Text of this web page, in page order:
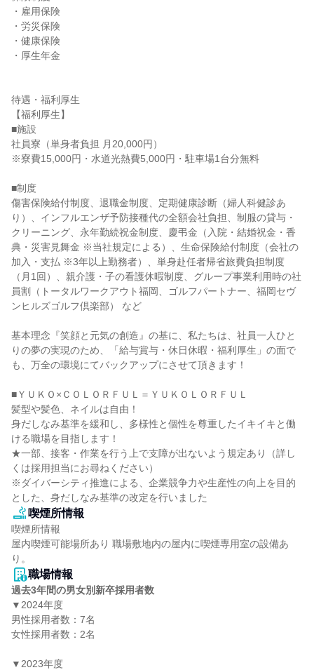
・雇用保険
・労災保険
・健康保険
・厚生年金
待遇・福利厚生
【福利厚生】
■施設
社員寮（単身者負担 月20,000円）
※寮費15,000円・水道光熱費5,000円・駐車場1台分無料
■制度
傷害保険給付制度、退職金制度、定期健康診断（婦人科健診あ
り）、インフルエンザ予防接種代の全額会社負担、制服の貸与・
クリーニング、永年勤続祝金制度、慶弔金（入院・結婚祝金・香
典・災害見舞金 ※当社規定による）、生命保険給付制度（会社の
加入・支払 ※3年以上勤務者）、単身赴任者帰省旅費負担制度
（月1回）、親介護・子の看護休暇制度、グループ事業利用時の社
員割（トータルワークアウト福岡、ゴルフパートナー、福岡セヴ
ンヒルズゴルフ倶楽部） など
基本理念『笑顔と元気の創造』の基に、私たちは、社員一人ひと
りの夢の実現のため、「給与賞与・休日休暇・福利厚生」の面で
も、万全の環境にてバックアップにさせて頂きます！
■ＹＵＫＯ×ＣＯＬＯＲＦＵＬ＝ＹＵＫＯＬＯＲＦＵＬ
髪型や髪色、ネイルは自由！
身だしなみ基準を緩和し、多様性と個性を尊重したイキイキと働
ける職場を目指します！
★一部、接客・作業を行う上で支障が出ないよう規定あり（詳し
くは採用担当にお尋ねください）
※ダイバーシティ推進による、企業競争力や生産性の向上を目的
とした、身だしなみ基準の改定を行いました
喫煙所情報
喫煙所情報
屋内喫煙可能場所あり 職場敷地内の屋内に喫煙専用室の設備あ
り。
職場情報
過去3年間の男女別新卒採用者数
▼2024年度
男性採用者数：7名
女性採用者数：2名
▼2023年度